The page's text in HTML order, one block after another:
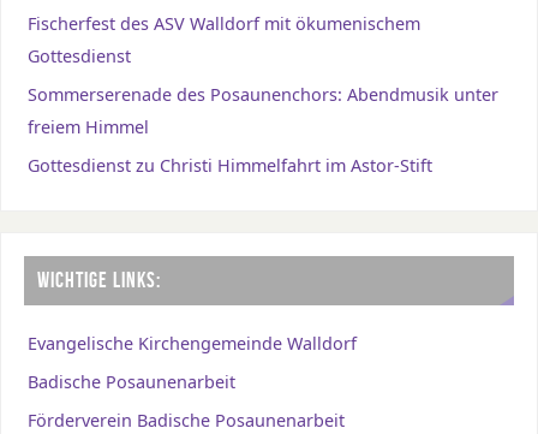
Fischerfest des ASV Walldorf mit ökumenischem
Gottesdienst
Sommerserenade des Posaunenchors: Abendmusik unter
freiem Himmel
Gottesdienst zu Christi Himmelfahrt im Astor-Stift
WICHTIGE LINKS:
Evangelische Kirchengemeinde Walldorf
Badische Posaunenarbeit
Förderverein Badische Posaunenarbeit